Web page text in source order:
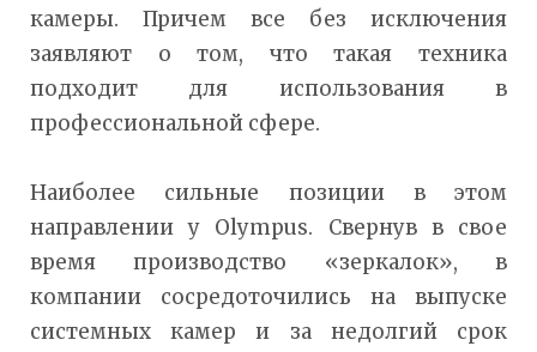
камеры. Причем все без исключения
заявляют о том, что такая техника
подходит для использования в
профессиональной сфере.
Наиболее сильные позиции в этом
направлении у Olympus. Свернув в свое
время производство «зеркалок», в
компании сосредоточились на выпуске
системных камер и за недолгий срок